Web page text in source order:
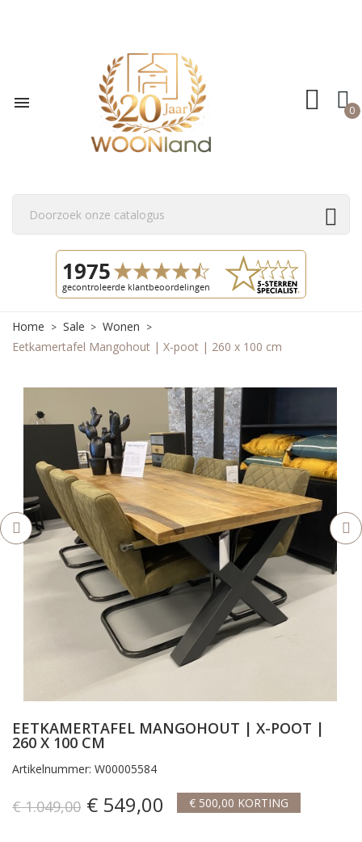
 0
Home Sale
Wonen
Eetkamertafel Mangohout | X-poot | 260 x 100 cm
EETKAMERTAFEL MANGOHOUT | X-POOT |
260 X 100 CM
Artikelnummer: W00005584
€ 1.049,00 € 549,00 € 500,00 KORTING